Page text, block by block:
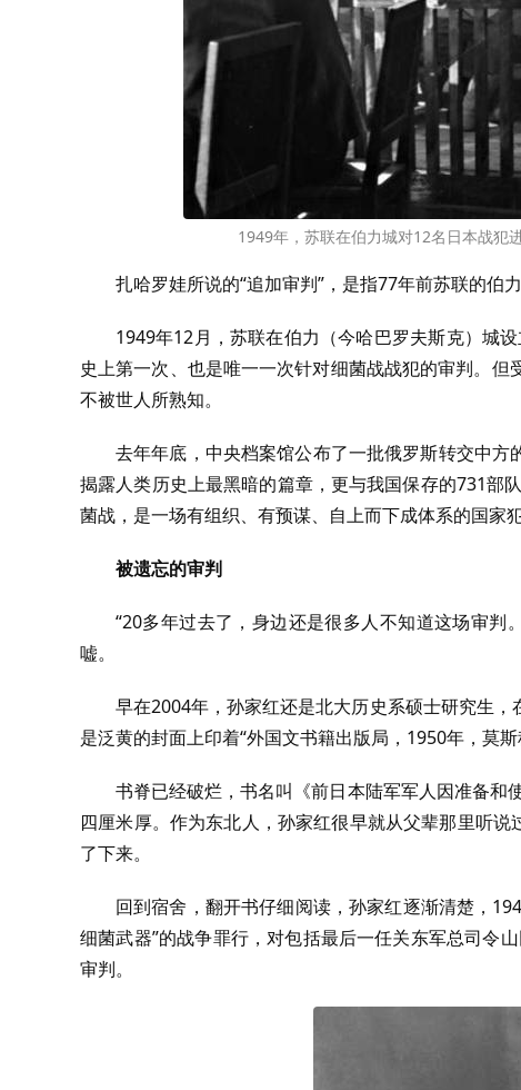
1949年，苏联在伯力城对12名日本战犯
扎哈罗娃所说的“追加审判”，是指77年前苏联的伯力
1949年12月，苏联在伯力（今哈巴罗夫斯克）城
史上第一次、也是唯一一次针对细菌战战犯的审判。
不被世人所熟知。
去年年底，中央档案馆公布了一批俄罗斯转交中
揭露人类历史上最黑暗的篇章，更与我国保存的731部
菌战，是一场有组织、有预谋、自上而下成体系的国家犯
被遗忘的审判
“20多年过去了，身边还是很多人不知道这场审
嘘。
早在2004年，孙家红还是北大历史系硕士研究生
是泛黄的封面上印着“外国文书籍出版局，1950年，莫斯
书脊已经破烂，书名叫《前日本陆军军人因准备
四厘米厚。作为东北人，孙家红很早就从父辈那里听
了下来。
回到宿舍，翻开书仔细阅读，孙家红逐渐清楚，
细菌武器”的战争罪行，对包括最后一任关东军总司令
审判。